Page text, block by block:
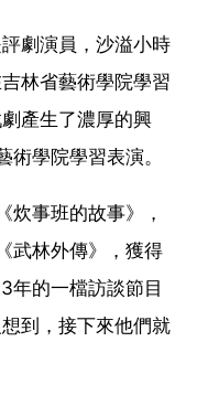
劇演員，沙溢小時
林省藝術學院學習
產生了濃厚的興
學院學習表演。
事班的故事》，
武林外傳》，獲得
年的一檔訪談節目
到，接下來他們就